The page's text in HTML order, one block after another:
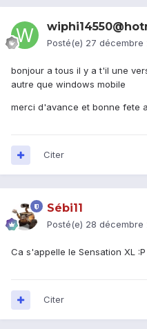
Posté(e) 27 décembre
bonjour a tous il y a t'il une
autre que windows mobile
merci d'avance et bonne fete
Citer
Sébi11
Posté(e) 28 décembre
Ca s'appelle le Sensation XL :P
Citer